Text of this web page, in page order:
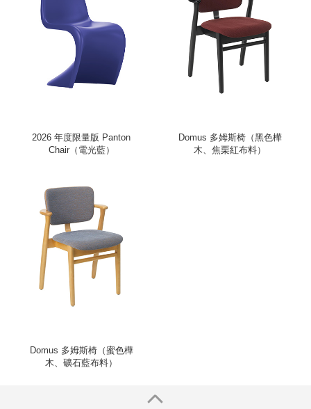
2026 年度限量版 Panton
Chair（電光藍）
Domus 多姆斯椅（黑色樺
木、焦栗紅布料）
Domus 多姆斯椅（蜜色樺
木、礦石藍布料）